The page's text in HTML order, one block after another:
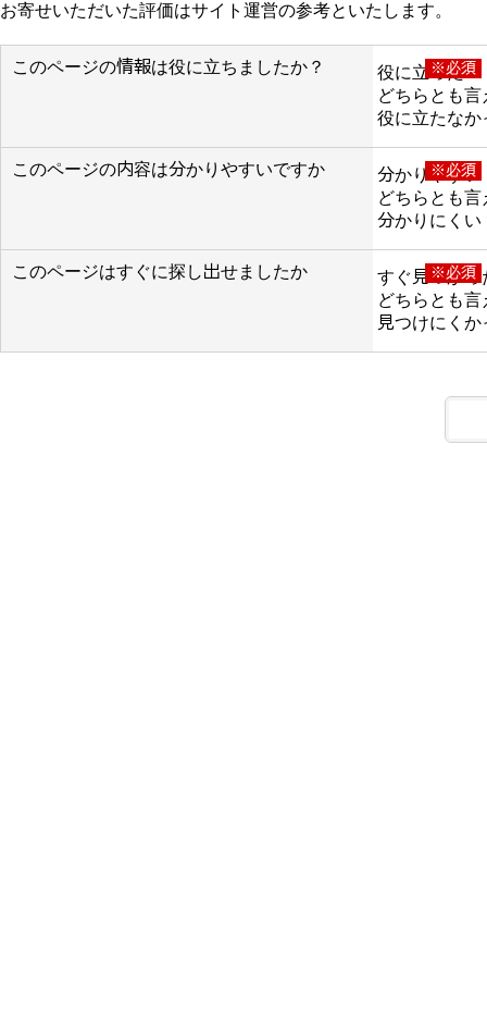
お寄せいただいた評価はサイト運営の参考といたします。
このページの情報は役に立ちましたか？ ※必須
役に立った
どちらとも言
役に立たなか
このページの内容は分かりやすいですか ※必須
分かりやすい
どちらとも言
分かりにくい
このページはすぐに探し出せましたか ※必須
すぐ見つかっ
どちらとも言
見つけにくか